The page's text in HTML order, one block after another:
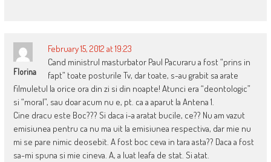
Florina
February 15, 2012 at 19:23
Cand ministrul masturbator Paul Pacuraru a fost “prins in
fapt” toate posturile Tv, dar toate, s-au grabit sa arate
filmuletul la orice ora din zi si din noapte! Atunci era “deontologic”
si “moral”, sau doar acum nu e, pt. ca a aparut la Antena 1.
Cine dracu este Boc??? Si daca i-a aratat bucile, ce?? Nu am vazut
emisiunea pentru ca nu ma uit la emisiunea respectiva, dar mie nu
mi se pare nimic deosebit. A fost boc ceva in tara asta?? Daca a fost
sa-mi spuna si mie cineva. A, a luat leafa de stat. Si atat.